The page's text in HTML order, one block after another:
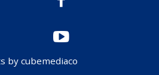
by cubemediaco